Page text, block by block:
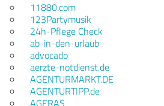
11880.com
123Partymusik
24h-Pflege Check
ab-in-den-urlaub
advocado
aerzte-notdienst.de
AGENTURMARKT.DE
AGENTURTIPP.de
AGERAS